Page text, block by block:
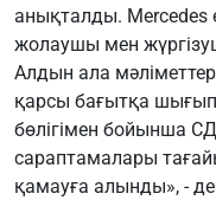
анықталды. Mercedes
жолаушы мен
Алдын ала
қарсы бағытқа
бөлігімен бойынша
сараптамалары
қамауға алынды», -